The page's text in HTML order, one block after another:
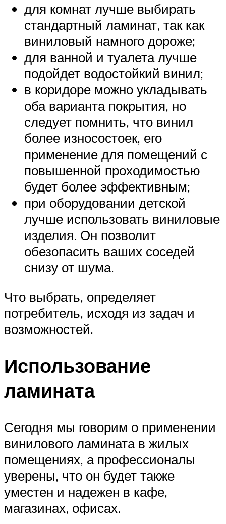
для комнат лучше выбирать
стандартный ламинат, так как
виниловый намного дороже;
для ванной и туалета лучше
подойдет водостойкий винил;
в коридоре можно укладывать
оба варианта покрытия, но
следует помнить, что винил
более износостоек, его
применение для помещений с
повышенной проходимостью
будет более эффективным;
при оборудовании детской
лучше использовать виниловые
изделия. Он позволит
обезопасить ваших соседей
снизу от шума.
Что выбрать, определяет
потребитель, исходя из задач и
возможностей.
Использование
ламината
Сегодня мы говорим о применении
винилового ламината в жилых
помещениях, а профессионалы
уверены, что он будет также
уместен и надежен в кафе,
магазинах, офисах.